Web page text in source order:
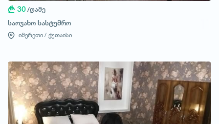
30 /ღამე
საოჯახო სასტუმრო
იმერეთი / ქუთაისი